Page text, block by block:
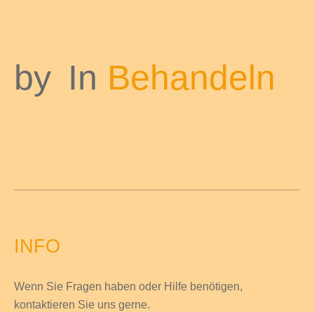
by In Behandeln
INFO
Wenn Sie Fragen haben oder Hilfe benötigen,
kontaktieren Sie uns gerne.